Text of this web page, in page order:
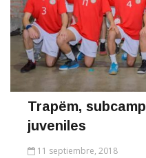
Trapëm,
juveniles
11 septiembre, 2018